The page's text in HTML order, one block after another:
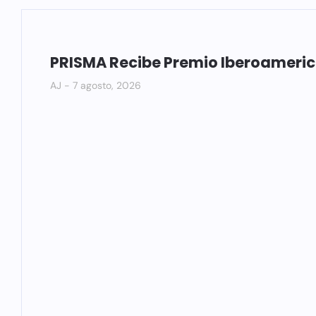
PRISMA Recibe Premio
AJ 7 agosto, 2026